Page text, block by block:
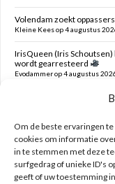
Om de beste ervaringen
cookies om informatie
in te stemmen met deze
surfgedrag of unieke ID's
geeft of uw toestemming
Volendam zoekt
Kleine Kees op 4 augustus
IrisQueen (Iris
wordt gearresteerd
Evodammer op 4 augustus
Vervoerregio
Zoeken op deze